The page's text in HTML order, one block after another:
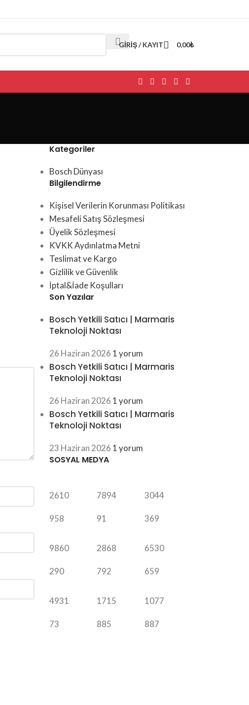
GIRIŞ / KAYIT 0,00₺
Kategoriler
Bosch Dünyası
Bilgilendirme
Kişisel Verilerin Korunması Politikası
Mesafeli Satış Sözleşmesi
Üyelik Sözleşmesi
KVKK Aydınlatma Metni
Teslimat ve Kargo
Gizlilik ve Güvenlik
İptal&İade Koşulları
Son Yazılar
Bosch Yetkili Satıcı | Marmaris
Teknoloji Noktası
26 Haziran 2026 1 yorum
Bosch Yetkili Satıcı | Marmaris
Teknoloji Noktası
26 Haziran 2026 1 yorum
Bosch Yetkili Satıcı | Marmaris
Teknoloji Noktası
23 Haziran 2026 1 yorum
SOSYAL MEDYA
2610
958
7894
91
3044
369
9860
290
2868
792
6530
659
4931
73
1715
885
1077
887